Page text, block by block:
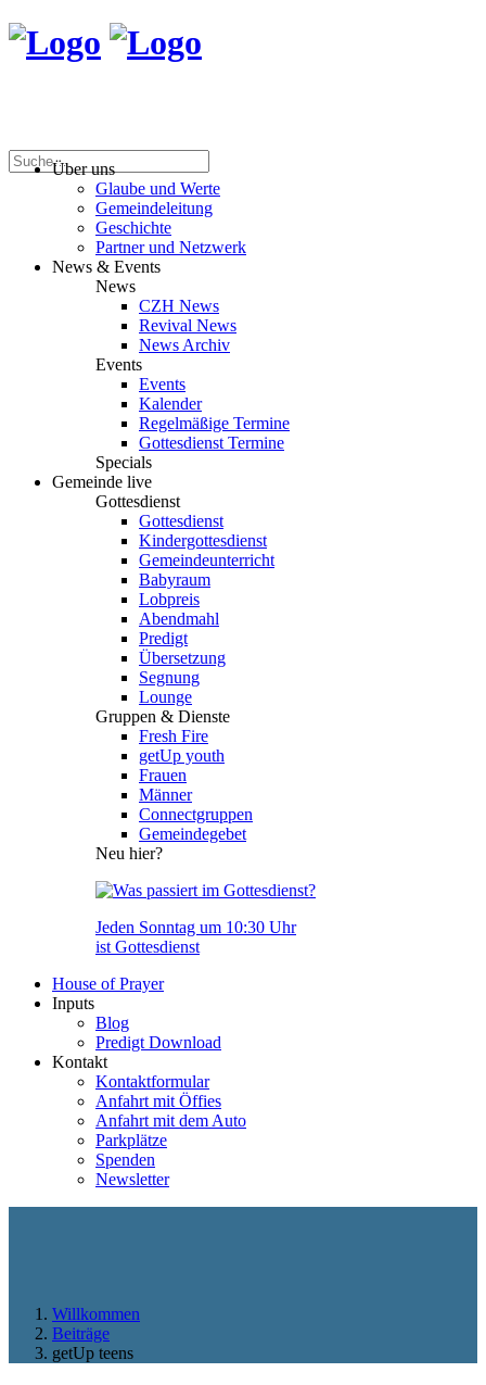
Über uns
Glaube und Werte
Gemeindeleitung
Geschichte
Partner und Netzwerk
News & Events
News
CZH News
Revival News
News Archiv
Events
Events
Kalender
Regelmäßige Termine
Gottesdienst Termine
Specials
Gemeinde live
Gottesdienst
Gottesdienst
Kindergottesdienst
Gemeindeunterricht
Babyraum
Lobpreis
Abendmahl
Predigt
Übersetzung
Segnung
Lounge
Gruppen & Dienste
Fresh Fire
getUp youth
Frauen
Männer
Connectgruppen
Gemeindegebet
Neu hier?
Jeden Sonntag um 10:30 Uhr
ist Gottesdienst
House of Prayer
Inputs
Blog
Predigt Download
Kontakt
Kontaktformular
Anfahrt mit Öffies
Anfahrt mit dem Auto
Parkplätze
Spenden
Newsletter
Willkommen
Beiträge
getUp teens